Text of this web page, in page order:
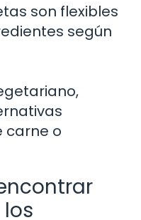
son flexibles
según
carne o